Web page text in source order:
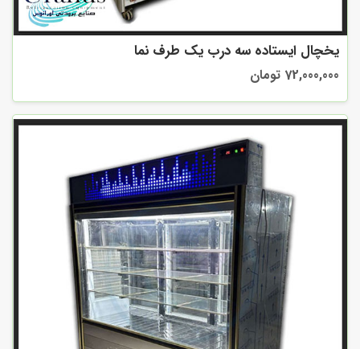
یخچال ایستاده سه درب یک طرف نما
72,000,000 تومان